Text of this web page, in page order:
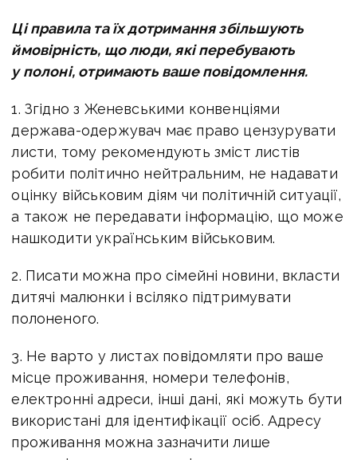
Ці правила та їх дотримання збільшують
ймовірність, що люди, які перебувають
у полоні, отримають ваше повідомлення.
1. Згідно з Женевськими конвенціями
держава-одержувач має право цензурувати
листи, тому рекомендують зміст листів
робити політично нейтральним, не надавати
оцінку військовим діям чи політичній ситуації,
а також не передавати інформацію, що може
нашкодити українським військовим.
2. Писати можна про сімейні новини, вкласти
дитячі малюнки і всіляко підтримувати
полоненого.
3. Не варто у листах повідомляти про ваше
місце проживання, номери телефонів,
електронні адреси, інші дані, які можуть бути
використані для ідентифікації осіб. Адресу
проживання можна зазначити лише